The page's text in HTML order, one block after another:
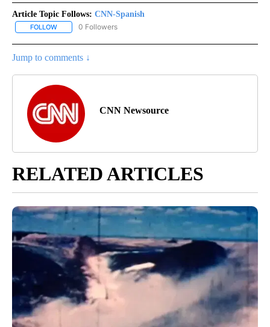
Article Topic Follows: CNN-Spanish
FOLLOW FOLLOW "CNN-SPANISH" TO RECEIVE NOTIFICATIONS ABOUT
0 Followers
Jump to comments ↓
CNN Newsource
RELATED ARTICLES